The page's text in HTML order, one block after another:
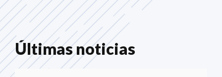
Últimas noticias